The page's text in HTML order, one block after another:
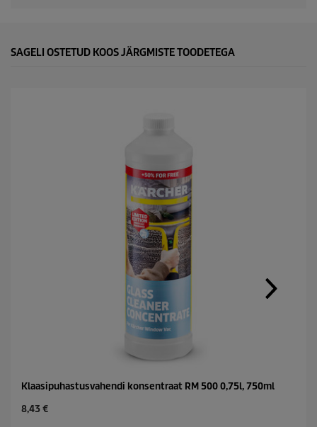
r
SAGELI OSTETUD KOOS JÄRGMISTE TOODETEGA
Klaasipuhastusvahendi konsentraat RM 500 0,75l, 750ml
C
8,43 €